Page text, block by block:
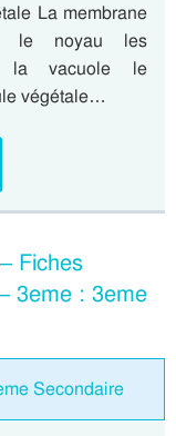
La membrane
le noyau les
la vacuole le
végétale…
Fiches
3eme : 3eme
Secondaire